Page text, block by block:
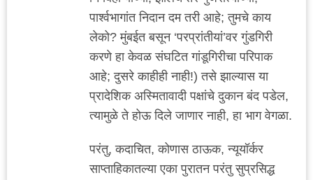
पार्श्वभागांत निदान दम तरी आहे; तुमचे काय
लेको? मुंबईत बसून ‘परप्रांतीयां’वर गुंडगिरी
करणे हा केवळ संघटित गांडूगिरीचा परिपाक
आहे; दुसरे काहीही नाही!) तसे झाल्यास या
प्रादेशिक अस्मितावादी पक्षांचे दुकान बंद पडेल,
त्यामुळे ते होऊ दिले जाणार नाही, हा भाग वेगळा.
परंतु, कदाचित, कोणास ठाऊक, न्यूयॉर्कर
साप्ताहिकातल्या एका पुरातन परंतु सुप्रसिद्ध